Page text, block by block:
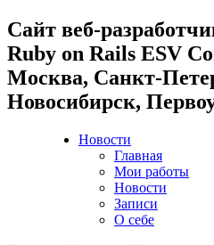
Cайт веб-
Ruby on Rails ESV
Москва, Санкт-
Новосибирск,
Новости
Главная
Мои работы
Новости
Записи
О себе